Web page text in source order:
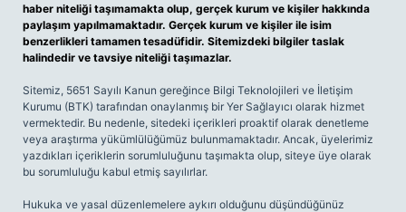
haber niteliği taşımamakta olup, gerçek kurum ve kişiler hakkında
paylaşım yapılmamaktadır. Gerçek kurum ve kişiler ile isim
benzerlikleri tamamen tesadüfidir. Sitemizdeki bilgiler taslak
halindedir ve tavsiye niteliği taşımazlar.
Sitemiz, 5651 Sayılı Kanun gereğince Bilgi Teknolojileri ve İletişim
Kurumu (BTK) tarafından onaylanmış bir Yer Sağlayıcı olarak hizmet
vermektedir. Bu nedenle, sitedeki içerikleri proaktif olarak denetleme
veya araştırma yükümlülüğümüz bulunmamaktadır. Ancak, üyelerimiz
yazdıkları içeriklerin sorumluluğunu taşımakta olup, siteye üye olarak
bu sorumluluğu kabul etmiş sayılırlar.
Hukuka ve yasal düzenlemelere aykırı olduğunu düşündüğünüz